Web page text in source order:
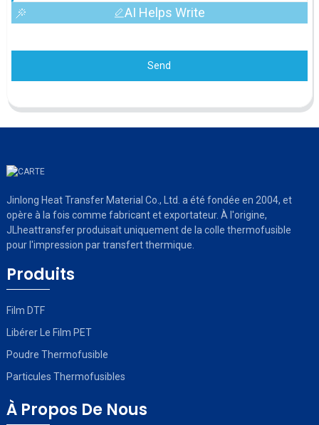
AI Helps Write
Send
Jinlong Heat Transfer Material Co., Ltd. a été fondée en 2004, et
opère à la fois comme fabricant et exportateur. À l'origine,
JLheattransfer produisait uniquement de la colle thermofusible
pour l'impression par transfert thermique.
Produits
Film DTF
Libérer Le Film PET
Poudre Thermofusible
Particules Thermofusibles
À Propos De Nous